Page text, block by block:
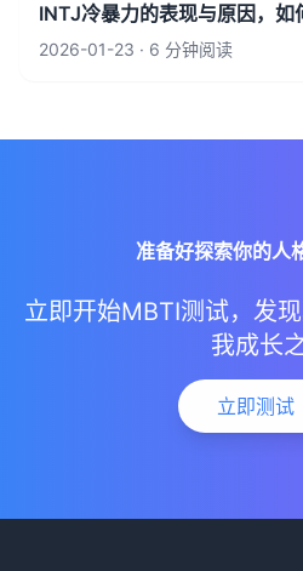
INTJ冷暴力的表现与原因，如
2026-01-23 · 6 分钟阅读
准备好探索你的人
立即开始MBTI测试，发
我成长
立即测试